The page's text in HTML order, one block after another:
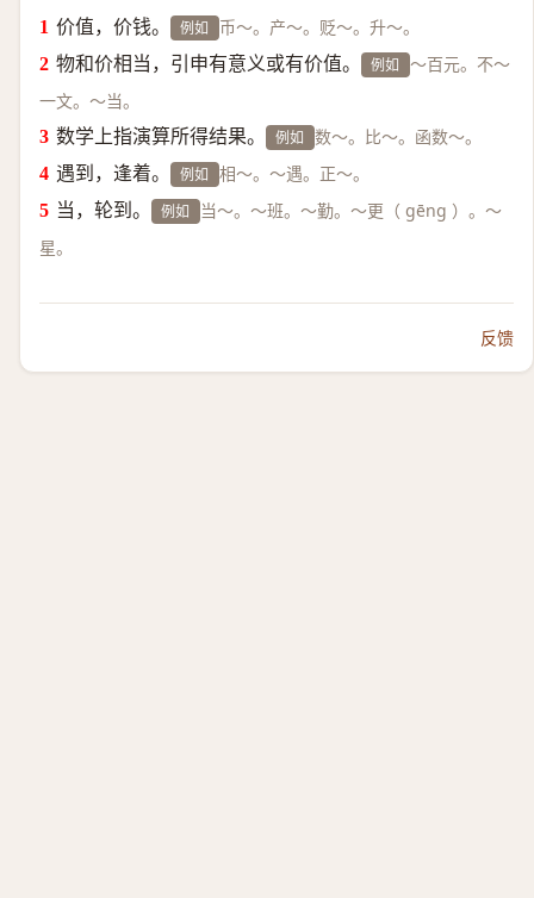
价值，价钱。 例如 币～。产～。贬～。升～。
物和价相当，引申有意义或有价值。 例如 ～百元。不～
一文。～当。
数学上指演算所得结果。 例如 数～。比～。函数～。
遇到，逢着。 例如 相～。～遇。正～。
当，轮到。 例如 当～。～班。～勤。～更（ gēng ）。～
星。
反馈